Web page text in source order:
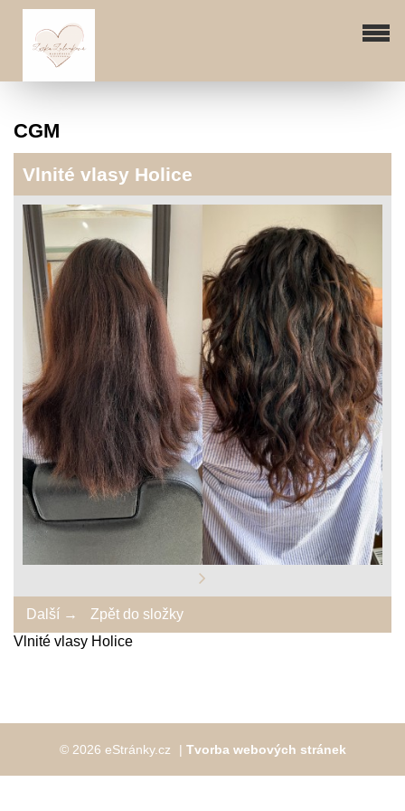
CGM
Vlnité vlasy Holice
Další →
Zpět do složky
Vlnité vlasy Holice
© 2026 eStránky.cz | Tvorba webových stránek